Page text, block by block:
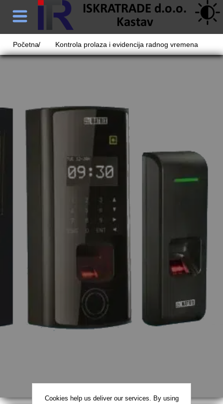
Početna/ Kontrola prolaza i evidencija radnog vremena
Cookies help us deliver our services. By using